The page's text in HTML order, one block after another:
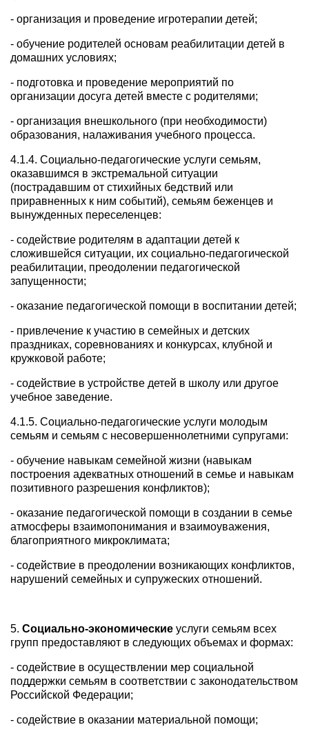
- организация и проведение игротерапии детей;
- обучение родителей основам реабилитации детей в
домашних условиях;
- подготовка и проведение мероприятий по
организации досуга детей вместе с родителями;
- организация внешкольного (при необходимости)
образования, налаживания учебного процесса.
4.1.4. Социально-педагогические услуги семьям,
оказавшимся в экстремальной ситуации
(пострадавшим от стихийных бедствий или
приравненных к ним событий), семьям беженцев и
вынужденных переселенцев:
- содействие родителям в адаптации детей к
сложившейся ситуации, их социально-педагогической
реабилитации, преодолении педагогической
запущенности;
- оказание педагогической помощи в воспитании детей;
- привлечение к участию в семейных и детских
праздниках, соревнованиях и конкурсах, клубной и
кружковой работе;
- содействие в устройстве детей в школу или другое
учебное заведение.
4.1.5. Социально-педагогические услуги молодым
семьям и семьям с несовершеннолетними супругами:
- обучение навыкам семейной жизни (навыкам
построения адекватных отношений в семье и навыкам
позитивного разрешения конфликтов);
- оказание педагогической помощи в создании в семье
атмосферы взаимопонимания и взаимоуважения,
благоприятного микроклимата;
- содействие в преодолении возникающих конфликтов,
нарушений семейных и супружеских отношений.
5. Социально-экономические услуги семьям всех
групп предоставляют в следующих объемах и формах:
- содействие в осуществлении мер социальной
поддержки семьям в соответствии с законодательством
Российской Федерации;
- содействие в оказании материальной помощи;